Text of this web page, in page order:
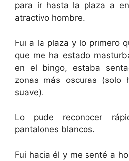
para ir hasta la plaza a
atractivo hombre.
Fui a la plaza y lo primero
que me ha estado
en el bingo, estaba
zonas más oscuras (solo
suave).
Lo pude reconocer
pantalones blancos.
Fui hacia él y me senté a